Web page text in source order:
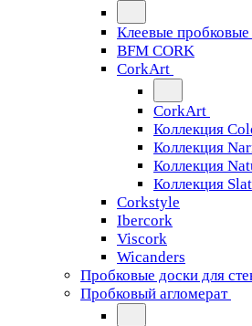
Клеевые
BFM CORK
CorkArt
CorkArt
Коллекция
Коллекция
Коллекция
Коллекция
Corkstyle
Ibercork
Viscork
Wicanders
Пробковые доски для
Пробковый агломерат